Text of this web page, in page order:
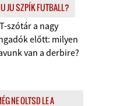
JU SZPÍK FUTBALL?
szótár a nagy
előtt: milyen
van a derbire?
NE OLTSD LE A